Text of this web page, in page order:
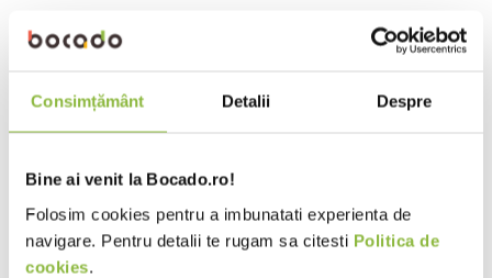
Consimțământ Detalii Despre
Bine ai venit la Bocado.ro!
Folosim cookies pentru a imbunatati experienta de
navigare. Pentru detalii te rugam sa citesti Politica de
cookies.
Transare
Pulpe
Temperatura
Congelat
Tara de origine
Tip
local
Cantina Catering Restaurant
Romanesc